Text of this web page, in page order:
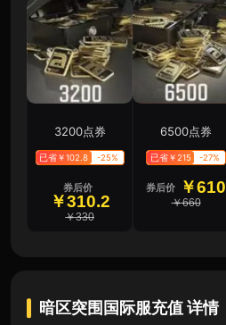
3200点券
已省￥102.8 -25%
券后价
￥310.2
￥330
6500点券
已省￥215 -27%
券后价 ￥610
￥660
暗区突围国际服充值详情